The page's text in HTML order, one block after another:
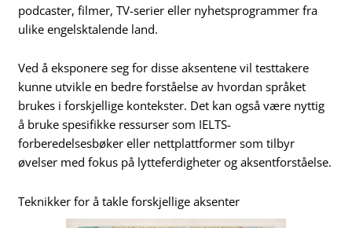
podcaster, filmer, TV-serier eller nyhetsprogrammer fra
ulike engelsktalende land.
Ved å eksponere seg for disse aksentene vil testtakere
kunne utvikle en bedre forståelse av hvordan språket
brukes i forskjellige kontekster. Det kan også være nyttig
å bruke spesifikke ressurser som IELTS-
forberedelsesbøker eller nettplattformer som tilbyr
øvelser med fokus på lytteferdigheter og aksentforståelse.
Teknikker for å takle forskjellige aksenter